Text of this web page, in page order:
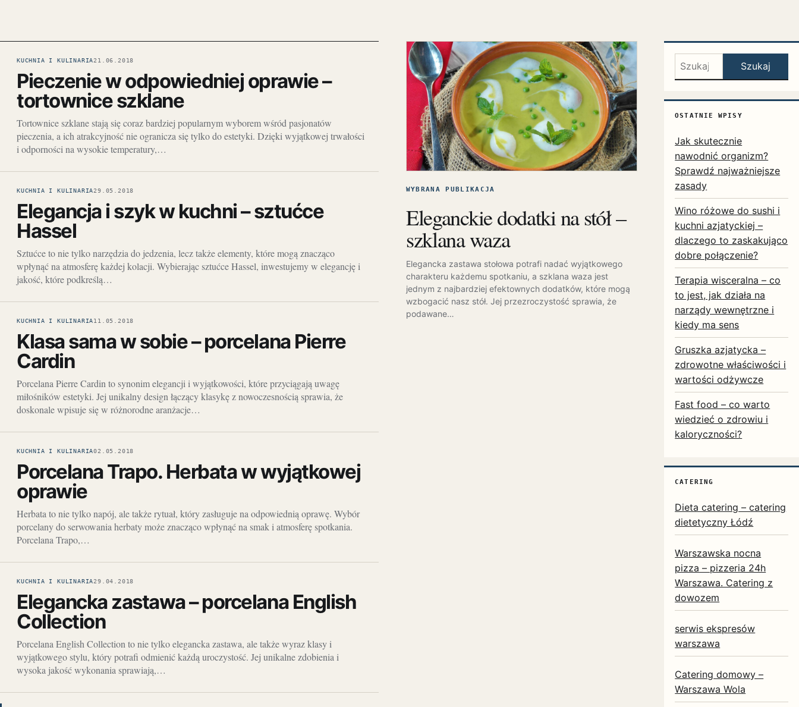
KUCHNIA I KULINARIA21.06.2018
Pieczenie w odpowiedniej oprawie –
tortownice szklane
Tortownice szklane stają się coraz bardziej popularnym wyborem wśród pasjonatów
pieczenia, a ich atrakcyjność nie ogranicza się tylko do estetyki. Dzięki wyjątkowej trwałości
i odporności na wysokie temperatury,…
KUCHNIA I KULINARIA29.05.2018
Elegancja i szyk w kuchni – sztućce
Hassel
Sztućce to nie tylko narzędzia do jedzenia, lecz także elementy, które mogą znacząco
wpłynąć na atmosferę każdej kolacji. Wybierając sztućce Hassel, inwestujemy w elegancję i
jakość, które podkreślą…
KUCHNIA I KULINARIA11.05.2018
Klasa sama w sobie – porcelana Pierre
Cardin
Porcelana Pierre Cardin to synonim elegancji i wyjątkowości, które przyciągają uwagę
miłośników estetyki. Jej unikalny design łączący klasykę z nowoczesnością sprawia, że
doskonale wpisuje się w różnorodne aranżacje…
KUCHNIA I KULINARIA02.05.2018
Porcelana Trapo. Herbata w wyjątkowej
oprawie
Herbata to nie tylko napój, ale także rytuał, który zasługuje na odpowiednią oprawę. Wybór
porcelany do serwowania herbaty może znacząco wpłynąć na smak i atmosferę spotkania.
Porcelana Trapo,…
KUCHNIA I KULINARIA29.04.2018
Elegancka zastawa – porcelana English
Collection
Porcelana English Collection to nie tylko elegancka zastawa, ale także wyraz klasy i
wyjątkowego stylu, który potrafi odmienić każdą uroczystość. Jej unikalne zdobienia i
wysoka jakość wykonania sprawiają,…
WYBRANA PUBLIKACJA
Eleganckie dodatki na stół –
szklana waza
Elegancka zastawa stołowa potrafi nadać wyjątkowego
charakteru każdemu spotkaniu, a szklana waza jest
jednym z najbardziej efektownych dodatków, które mogą
wzbogacić nasz stół. Jej przezroczystość sprawia, że
podawane…
Szukaj: Szukaj
OSTATNIE WPISY
Jak skutecznie
nawodnić organizm?
Sprawdź najważniejsze
zasady
Wino różowe do sushi i
kuchni azjatyckiej –
dlaczego to zaskakująco
dobre połączenie?
Terapia wisceralna – co
to jest, jak działa na
narządy wewnętrzne i
kiedy ma sens
Gruszka azjatycka –
zdrowotne właściwości i
wartości odżywcze
Fast food – co warto
wiedzieć o zdrowiu i
kaloryczności?
CATERING
Dieta catering – catering
dietetyczny Łódź
Warszawska nocna
pizza – pizzeria 24h
Warszawa. Catering z
dowozem
serwis ekspresów
warszawa
Catering domowy –
Warszawa Wola